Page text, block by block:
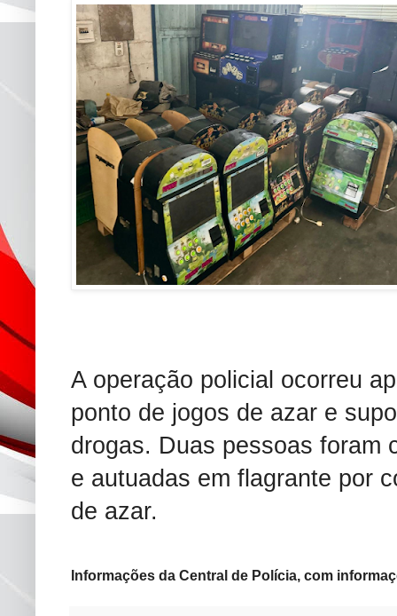
A operação policial ocorreu
ponto de jogos de azar e
drogas. Duas pessoas foram
e autuadas em flagrante por
de azar.
Informações da Central de Polícia, com